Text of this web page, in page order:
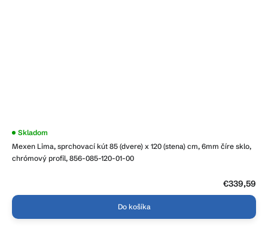
Mexen Lima, sprchovací kút 85 (dvere) x 120 (stena) cm, 6mm číre sklo,
chrómový profil, 856-085-120-01-00
Skladom
€339,59
Do košíka